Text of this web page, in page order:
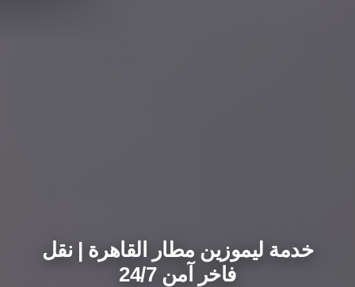
خدمة ليموزين مطار القاهرة | نقل
فاخر آمن 24/7